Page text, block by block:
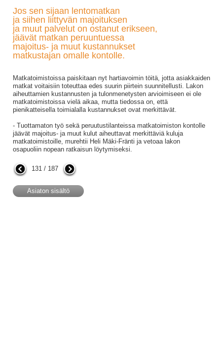
Jos sen sijaan lentomatkan
ja siihen liittyvän majoituksen
ja muut palvelut on ostanut erikseen,
jäävät matkan peruuntuessa
majoitus- ja muut kustannukset
matkustajan omalle kontolle.
Matkatoimistoissa paiskitaan nyt hartiavoimin töitä, jotta asiakkaiden
matkat voitaisiin toteuttaa edes suurin piirtein suunnitellusti. Lakon
aiheuttamien kustannusten ja tulonmenetysten arvioimiseen ei ole
matkatoimistoissa vielä aikaa, mutta tiedossa on, että
pienikatteisella toimialalla kustannukset ovat merkittävät.
- Tuottamaton työ sekä peruutustilanteissa matkatoimiston kontolle
jäävät majoitus- ja muut kulut aiheuttavat merkittäviä kuluja
matkatoimistoille, murehtii Heli Mäki-Fränti ja vetoaa lakon
osapuoliin nopean ratkaisun löytymiseksi.
131 / 187
Asiaton sisältö